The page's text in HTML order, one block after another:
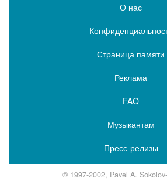
О нас
Страница памяти
Реклама
FAQ
Музыкантам
Пресс-релизы
© 1997-2002, Pavel A.